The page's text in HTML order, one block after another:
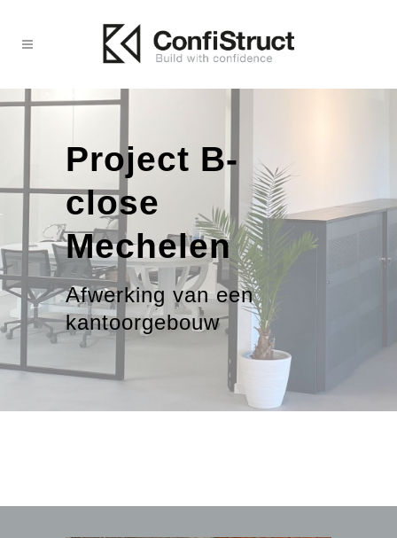
Project B-
close
Mechelen
Afwerking van een
kantoorgebouw